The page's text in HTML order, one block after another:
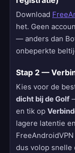
Download
het. Geen
— anders dan
onbeperkte
Stap 2 —
Kies voor de
dicht bij de Golf
en tik op
lagere latentie
dus volop snelle